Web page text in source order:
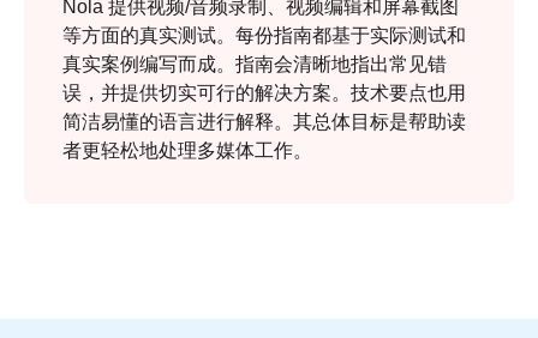
Nola 提供视频/音频录制、视频编辑和屏幕截图
等方面的真实测试。每份指南都基于实际测试和
真实案例编写而成。指南会清晰地指出常见错
误，并提供切实可行的解决方案。技术要点也用
简洁易懂的语言进行解释。其总体目标是帮助读
者更轻松地处理多媒体工作。